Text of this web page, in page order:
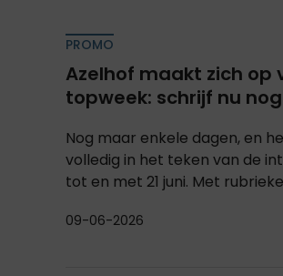
PROMO
Azelhof maakt zich
topweek: schrijf nu nog
Nog maar enkele dagen, en
volledig in het teken van de
tot en met 21 juni. Met
09-06-2026